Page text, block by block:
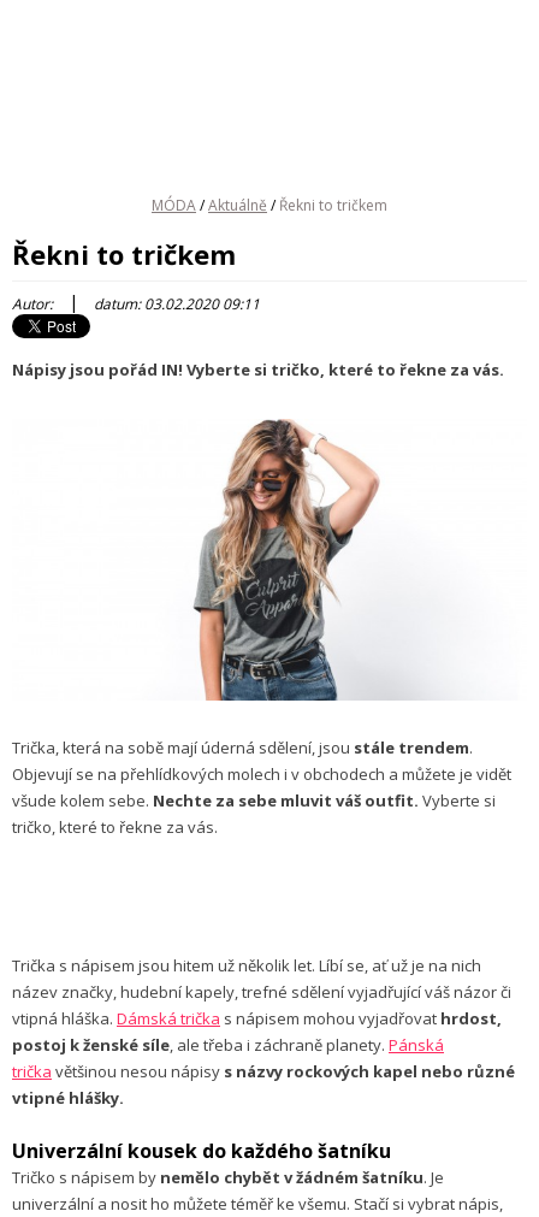
MÓDA/Aktuálně / Řekni to tričkem
Řekni to tričkem
Autor: | datum: 03.02.2020 09:11
Nápisy jsou pořád IN! Vyberte si tričko, které to řekne za vás.
Trička, která na sobě mají úderná sdělení, jsou stále trendem.
Objevují se na přehlídkových molech i v obchodech a můžete je vidět
všude kolem sebe. Nechte za sebe mluvit váš outfit. Vyberte si
tričko, které to řekne za vás.
Trička s nápisem jsou hitem už několik let. Líbí se, ať už je na nich
název značky, hudební kapely, trefné sdělení vyjadřující váš názor či
vtipná hláška. Dámská trička s nápisem mohou vyjadřovat hrdost,
postoj k ženské síle, ale třeba i záchraně planety. Pánská
trička většinou nesou nápisy s názvy rockových kapel nebo různé
vtipné hlášky.
Univerzální kousek do každého šatníku
Tričko s nápisem by nemělo chybět v žádném šatníku. Je
univerzální a nosit ho můžete téměř ke všemu. Stačí si vybrat nápis,